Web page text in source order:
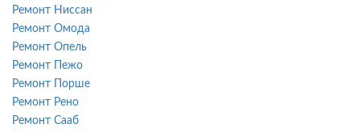
Ремонт Ниссан
Ремонт Омода
Ремонт Опель
Ремонт Пежо
Ремонт Порше
Ремонт Рено
Ремонт Сааб